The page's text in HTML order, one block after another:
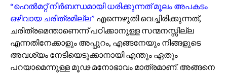
“ഹെൽമറ്റ് നിർബന്ധമായി ധരിക്കുന്നത് മൂലം അപകടം
ഒഴിവായ ചരിത്രമില്ല” എന്നെഴുതി വെച്ചിരിക്കുന്നത്,
ചരിത്രമെന്താണെന്ന് പഠിക്കാനുള്ള സന്മനസ്സില്ല
എന്നതിനേക്കാളും അപ്പുറം, എങ്ങനേയും നിങ്ങളുടെ
അവശ്യം നേടിയെടുക്കാനായി എന്തും ഏതും
പറയാമെന്നുള്ള മൂഢ മനോഭാവം മാത്രമാണ്. അങ്ങനെ